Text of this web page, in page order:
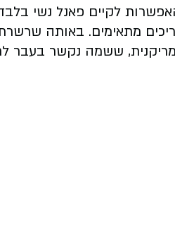
לקיים פאנל נשי
מתאימים. באותה
ששמה נקשר